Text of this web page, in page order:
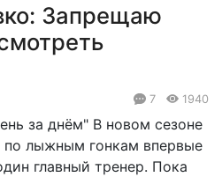
Запрещаю
7 1940
за днём" В новом сезоне
по лыжным гонкам впервые
главный тренер. Пока